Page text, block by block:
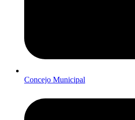
Concejo Municipal